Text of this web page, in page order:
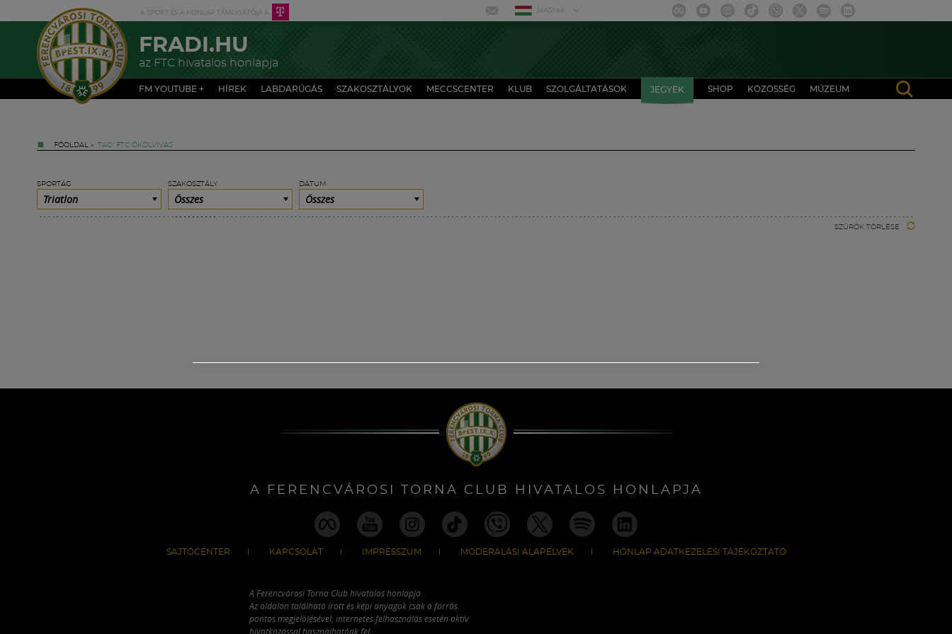
MAGYAR
FRADI.HU
az FTC hivatalos honlapja
FM YOUTUBE + HÍREK LABDARÚGÁS SZAKOSZTÁLYOK MECCSCENTER KLUB SZOLGÁLTATÁSOK JEGYEK SHOP KÖZÖSSÉG MÚZEUM
FŐOLDAL » TAG: FTC ÖKÖLVÍVÁS
SPORTÁG
Triatlon
SZAKOSZTÁLY
Összes
DÁTUM
Összes
SZŰRŐK TÖRLÉSE
A FERENCVÁROSI TORNA CLUB HIVATALOS HONLAPJA
SAJTÓCENTER KAPCSOLAT IMPRESSZUM MODERÁLÁSI ALAPELVEK HONLAP ADATKEZELÉSI TÁJÉKOZTATÓ
A Ferencvárosi Torna Club hivatalos honlapja
Az oldalon található írott és képi anyagok csak a forrás
pontos megjelölésével, internetes felhasználás esetén aktív
hivatkozással használhatóak fel.